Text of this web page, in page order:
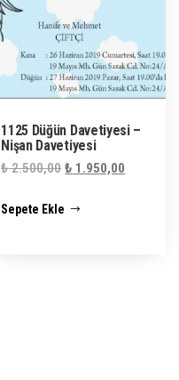
1125 Düğün Davetiyesi –
Nişan Davetiyesi
₺2.500,00 Orijinal
₺ 2.500,00.
₺ 1.950,00
Sepete Ekle